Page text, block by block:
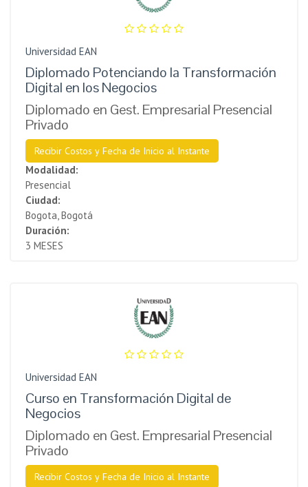
Universidad EAN
Diplomado Potenciando la Transformación
Digital en los Negocios
Diplomado en Gest. Empresarial Presencial
Privado
Recibir Costos y Fecha de Inicio al Instante
Modalidad:
Presencial
Ciudad:
Bogota, Bogotá
Duración:
3 MESES
Universidad EAN
Curso en Transformación Digital de
Negocios
Diplomado en Gest. Empresarial Presencial
Privado
Recibir Costos y Fecha de Inicio al Instante